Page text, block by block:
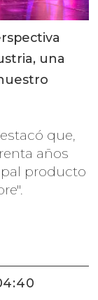
una
que,
años
producto